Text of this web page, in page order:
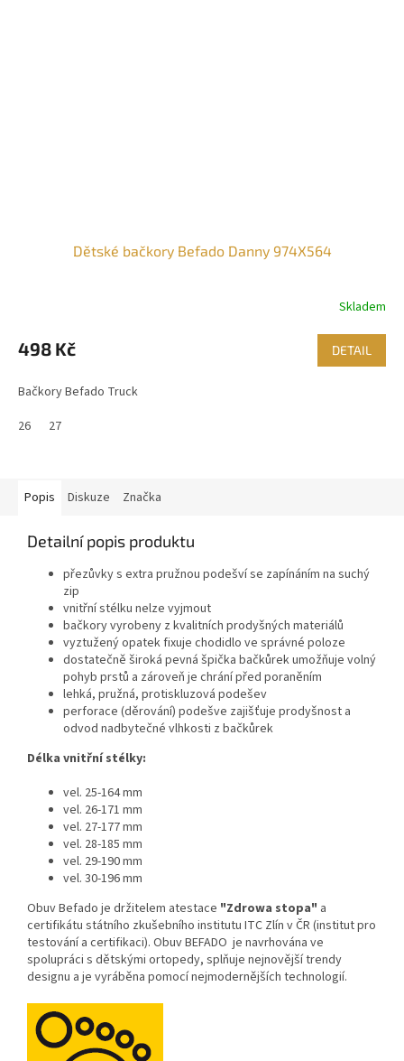
Dětské bačkory Befado Danny 974X564
Skladem
498 Kč DETAIL
Bačkory Befado Truck
26
27
Popis Diskuze Značka
Detailní popis produktu
přezůvky s extra pružnou podešví se zapínáním na suchý
zip
vnitřní stélku nelze vyjmout
bačkory vyrobeny z kvalitních prodyšných materiálů
vyztužený opatek fixuje chodidlo ve správné poloze
dostatečně široká pevná špička bačkůrek umožňuje volný
pohyb prstů a zároveň je chrání před poraněním
lehká, pružná, protiskluzová podešev
perforace (děrování) podešve zajišťuje prodyšnost a
odvod nadbytečné vlhkosti z bačkůrek
Délka vnitřní stélky:
vel. 25-164 mm
vel. 26-171 mm
vel. 27-177 mm
vel. 28-185 mm
vel. 29-190 mm
vel. 30-196 mm
Obuv Befado je držitelem atestace "Zdrowa stopa" a
certifikátu státního zkušebního institutu ITC Zlín v ČR (institut pro
testování a certifikaci). Obuv BEFADO je navrhována ve
spolupráci s dětskými ortopedy, splňuje nejnovější trendy
designu a je vyráběna pomocí nejmodernějších technologií.